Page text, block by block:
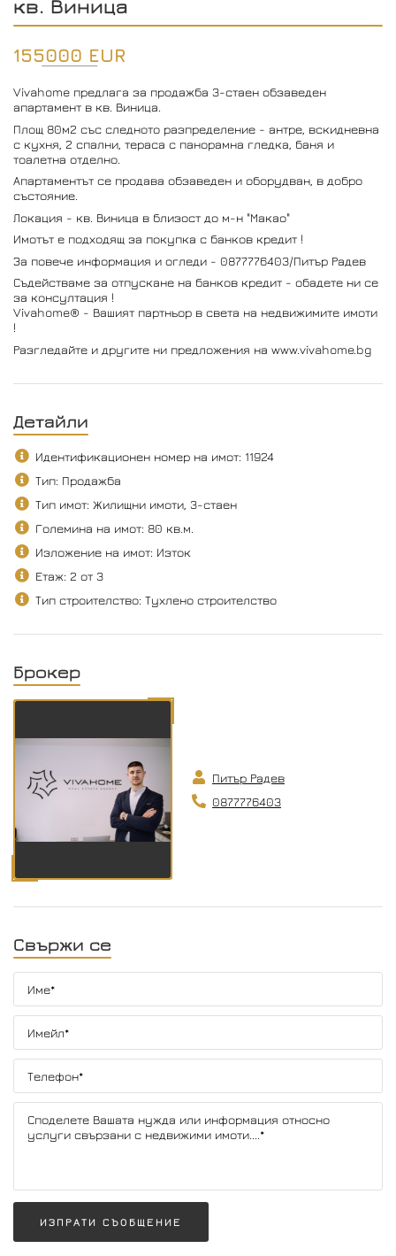
кв. Виница
155000 EUR
Vivahome предлага за продажба 3-стаен обзаведен
апартамент в кв. Виница.
Площ 80м2 със следното разпределение - антре, вскидневна
с кухня, 2 спални, тераса с панорамна гледка, баня и
тоалетна отделно.
Апартаментът се продава обзаведен и оборудван, в добро
състояние.
Локация - кв. Виница в близост до м-н "Макао"
Имотът е подходящ за покупка с банков кредит !
За повече информация и огледи - 0877776403/Питър Радев
Съдействаме за отпускане на банков кредит - обадете ни се
за консултация !
Vivahome® - Вашият партньор в света на недвижимите имоти
!
Разгледайте и другите ни предложения на www.vivahome.bg
Детайли
Идентификационен номер на имот: 11924
Тип: Продажба
Тип имот: Жилищни имоти, 3-стаен
Големина на имот: 80 кв.м.
Изложение на имот: Изток
Етаж: 2 от 3
Тип строителство: Тухлено строителство
Брокер
Питър Радев
0877776403
Свържи се
ИЗПРАТИ СЪОБЩЕНИЕ